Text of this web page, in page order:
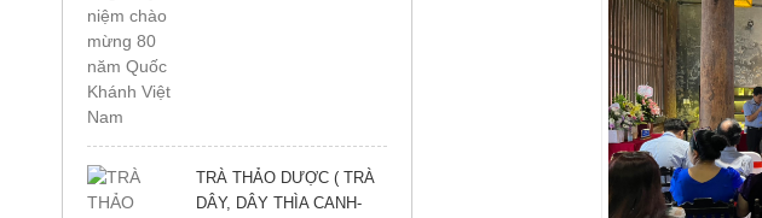
TRÀ THẢO DƯỢC ( TRÀ
DÂY, DÂY THÌA CANH-